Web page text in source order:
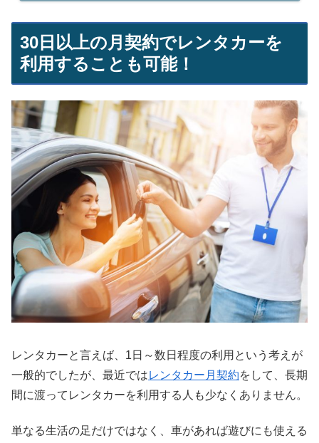
30日以上の月契約でレンタカーを
利用することも可能！
レンタカーと言えば、1日～数日程度の利用という考えが
一般的でしたが、最近ではレンタカー月契約をして、長期
間に渡ってレンタカーを利用する人も少なくありません。
単なる生活の足だけではなく、車があれば遊びにも使える